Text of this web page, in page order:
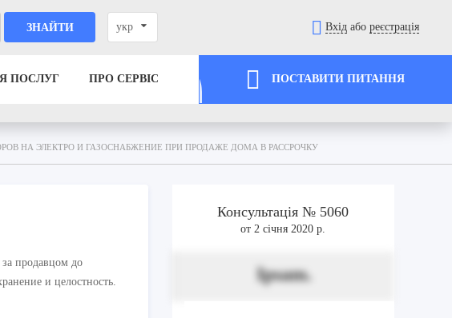
ЗНАЙТИ укр Вхід або реєстрація
ПОСЛУГ ПРО СЕРВІС ПОСТАВИТИ ПИТАННЯ
НА ЭЛЕКТРО И ГАЗОСНАБЖЕНИЕ ПРИ ПРОДАЖЕ ДОМА В РАССРОЧКУ
за продавцом до
и целостность.
Консультація № 5060
от 2 січня 2020 р.
Ipsam.